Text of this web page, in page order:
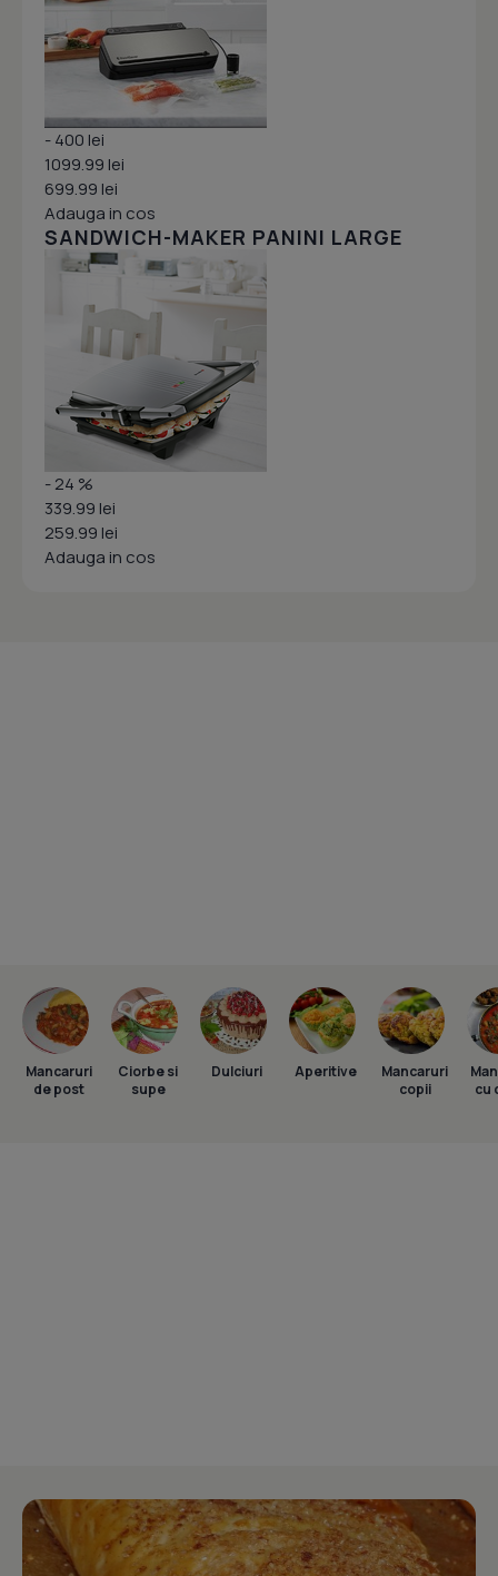
- 400 lei
1099.99 lei
699.99 lei
Adauga in cos
SANDWICH-MAKER PANINI LARGE
- 24 %
339.99 lei
259.99 lei
Adauga in cos
Mancaruri
de post
Ciorbe si
supe
Dulciuri Aperitive
Mancaruri
copii
cu